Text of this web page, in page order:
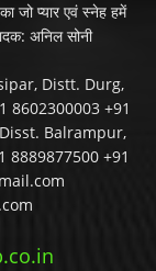
जो प्यार एवं स्नेह हमें
अनिल सोनी
Distt. Durg,
8602300003 +91
Balrampur,
+91